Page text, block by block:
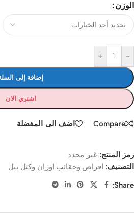
الوزن
-
+
إضافة إلى
اشتري الان
Compare اضف الى المفضلة
رمز المنتج: غير محدد
التصنيف: اقراص وحقائب اوزان وكتل بيل
Share: